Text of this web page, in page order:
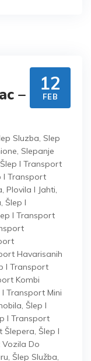
12
FEB
– Moj
Sluzba, Slep
, Slepanje
Šlep I Transport
I Transport
Plovila I Jahti,
, Šlep I
I Transport
Havarisanih
I Transport
Kombi
I Transport Mini
, Šlep I
I Transport
Šlepera, Šlep I
Do
, Šlep Služba,